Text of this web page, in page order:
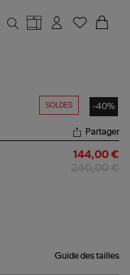
SOLDES -40%
Partager
144,00 €
Guide des tailles